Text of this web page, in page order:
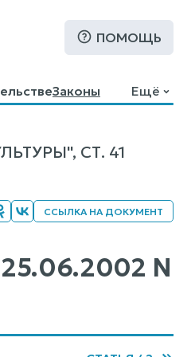
ПОМОЩЬ
Законы
Ещё
СТ. 41
ССЫЛКА НА ДОКУМЕНТ
N